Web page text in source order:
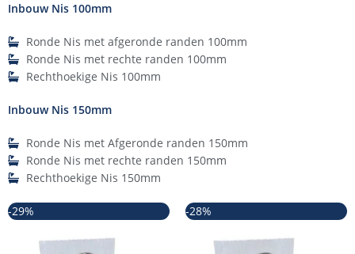
Inbouw Nis 100mm
Ronde Nis met afgeronde randen 100mm
Ronde Nis met rechte randen 100mm
Rechthoekige Nis 100mm
Inbouw Nis 150mm
Ronde Nis met Afgeronde randen 150mm
Ronde Nis met rechte randen 150mm
Rechthoekige Nis 150mm
-29%
was:
-28%
was:
is: